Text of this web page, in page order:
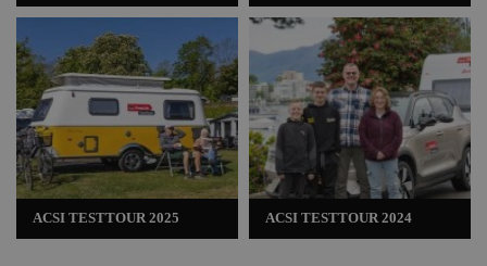
ACSI TESTTOUR 2025 ACSI TESTTOUR 2024